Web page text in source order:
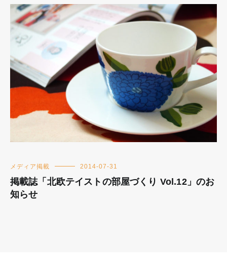
メディア掲載 2014-07-31
掲載誌「北欧テイストの部屋づくり Vol.12」のお
知らせ